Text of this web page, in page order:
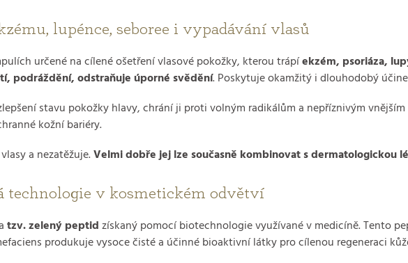
lupénce, seboree i vypadávání vlasů
určené na cílené ošetření vlasové pokožky, kterou trápíekzém, psoriáza,
podráždění, odstraňuje úporné svědění. Poskytuje okamžitý i dlouhodobý
stavu pokožky hlavy, chrání ji proti volným radikálům a nepříznivým
kožní bariéry.
a nezatěžuje.Velmi dobře jej lze současně kombinovat s dermatologickou
technologie v kosmetickém odvětví
tzv. zelený peptidzískaný pomocí biotechnologie využívané v medicíně. Tento
produkuje vysoce čisté a účinné bioaktivní látky pro cílenou regeneraci